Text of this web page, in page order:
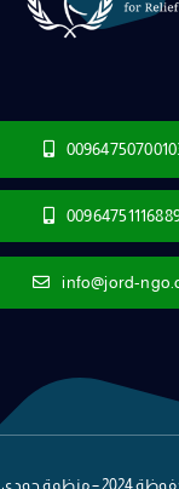
info@jord-
جودي